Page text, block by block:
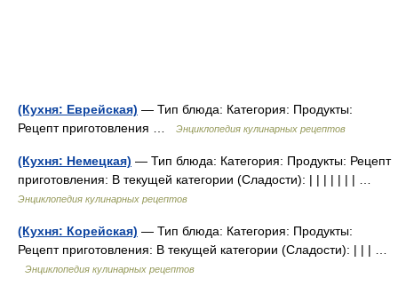
(Кухня: Еврейская) — Тип блюда: Категория: Продукты:
Рецепт приготовления …
Энциклопедия кулинарных рецептов
(Кухня: Немецкая) — Тип блюда: Категория: Продукты: Рецепт
приготовления: В текущей категории (Сладости): | | | | | | | …
Энциклопедия кулинарных рецептов
(Кухня: Корейская) — Тип блюда: Категория: Продукты:
Рецепт приготовления: В текущей категории (Сладости): | | | …
Энциклопедия кулинарных рецептов